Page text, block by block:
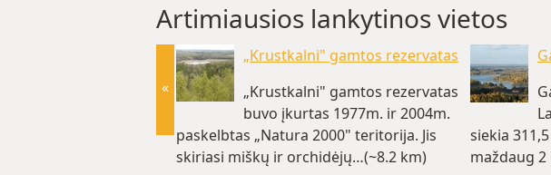
Artimiausios lankytinos vietos
„Krustkalni" gamtos rezervatas
„Krustkalni" gamtos rezervatas
buvo įkurtas 1977m. ir 2004m.
paskelbtas „Natura 2000" teritorija. Jis
skiriasi miškų ir orchidėjų…(~8.2 km)
siekia
maždaug
«